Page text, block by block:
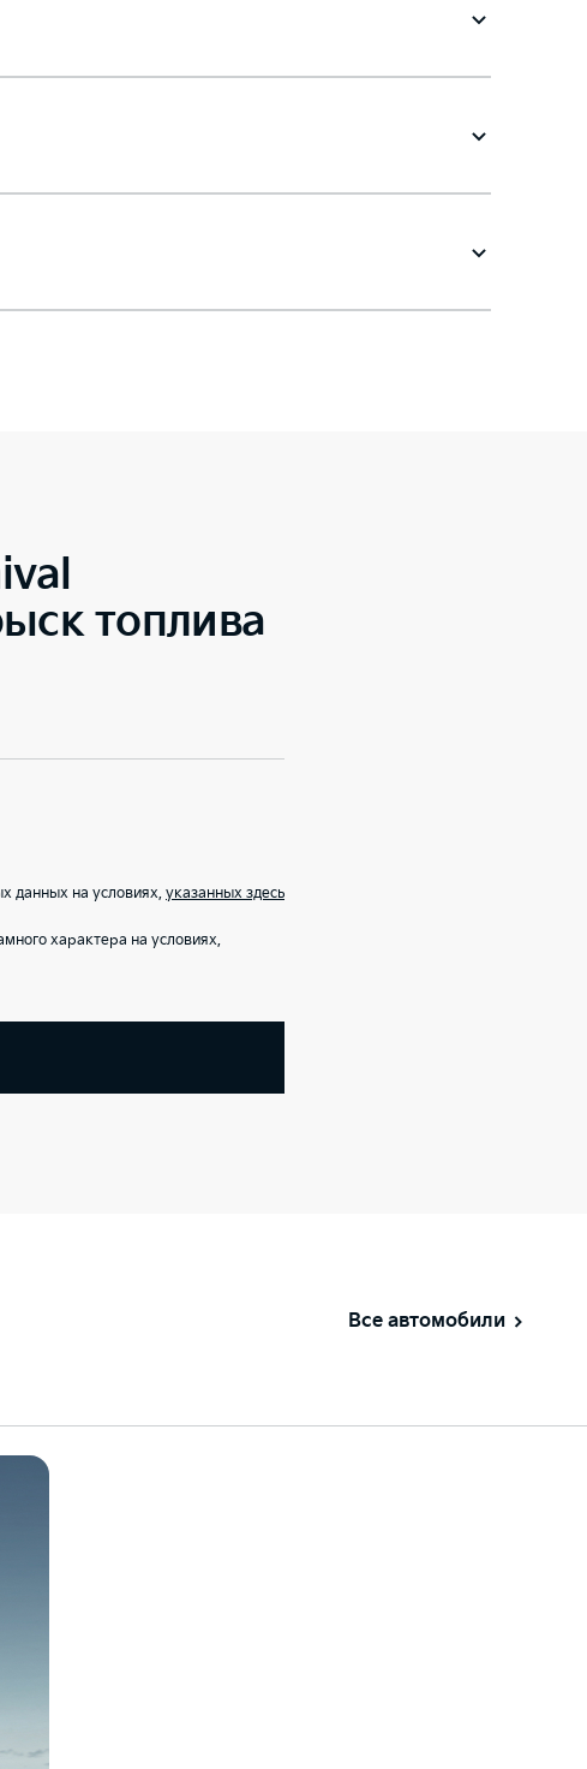
топлива
данных на условиях, указанных здесь
характера на условиях,
Все автомобили